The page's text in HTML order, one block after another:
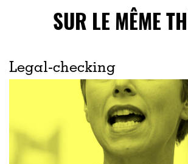
SUR LE MÊME
Legal-checking